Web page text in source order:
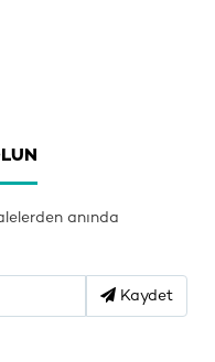
anında
Kaydet